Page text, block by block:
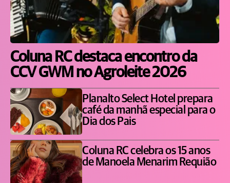
Coluna RC destaca encontro da
CCV GWM no Agroleite 2026
Planalto Select Hotel prepara
café da manhã especial para o
Dia dos Pais
Coluna RC celebra os 15 anos
de Manoela Menarim Requião